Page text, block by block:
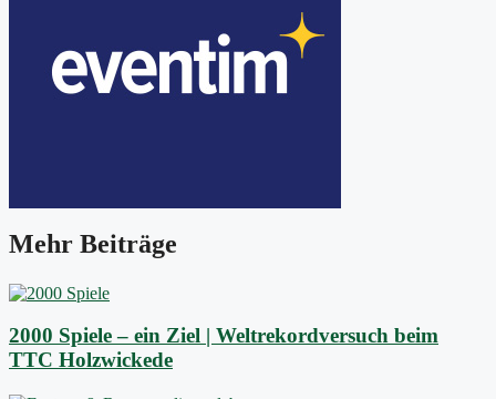
Mehr Beiträge
2000 Spiele – ein Ziel | Weltrekordversuch beim
TTC Holzwickede